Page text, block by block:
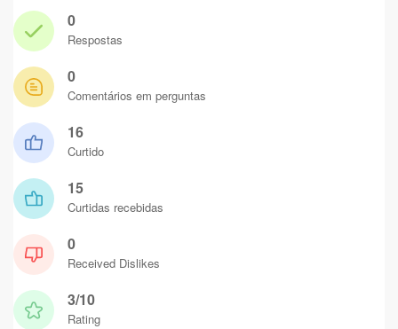
0
Respostas
0
Comentários em perguntas
16
Curtido
15
Curtidas recebidas
0
Received Dislikes
3/10
Rating